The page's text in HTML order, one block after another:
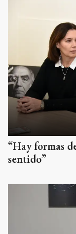
“Hay formas
sentido”